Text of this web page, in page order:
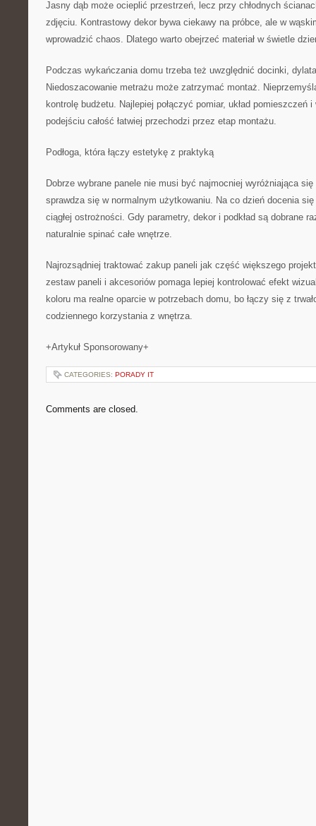
Jasny dąb może ocieplić przestrzeń, lecz przy chłodnych
zdjęciu. Kontrastowy dekor bywa ciekawy na próbce, ale w
wprowadzić chaos. Dlatego warto obejrzeć materiał w świetle
Podczas wykańczania domu trzeba też uwzględnić docinki,
Niedoszacowanie metrażu może zatrzymać montaż.
kontrolę budżetu. Najlepiej połączyć pomiar, układ pomieszczeń
podejściu całość łatwiej przechodzi przez etap montażu.
Podłoga, która łączy estetykę z praktyką
Dobrze wybrane panele nie musi być najmocniej wyróżniająca
sprawdza się w normalnym użytkowaniu. Na co dzień docenia się
ciągłej ostrożności. Gdy parametry, dekor i podkład są dobrane
naturalnie spinać całe wnętrze.
Najrozsądniej traktować zakup paneli jak część większego
zestaw paneli i akcesoriów pomaga lepiej kontrolować efekt
koloru ma realne oparcie w potrzebach domu, bo łączy się z
codziennego korzystania z wnętrza.
+Artykuł Sponsorowany+
CATEGORIES: PORADY IT
Comments are closed.